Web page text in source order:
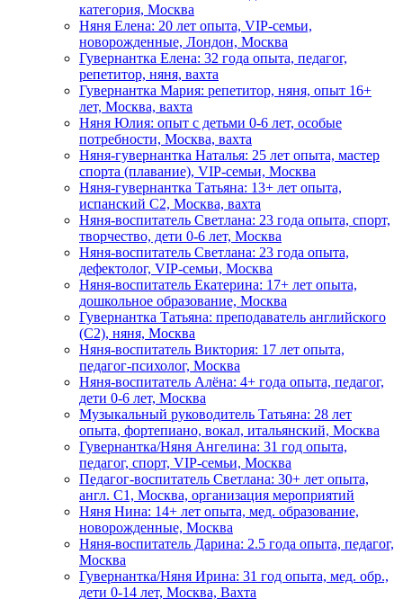
категория, Москва
Няня Елена: 20 лет опыта, VIP-семьи,
новорожденные, Лондон, Москва
Гувернантка Елена: 32 года опыта, педагог,
репетитор, няня, вахта
Гувернантка Мария: репетитор, няня, опыт 16+
лет, Москва, вахта
Няня Юлия: опыт с детьми 0-6 лет, особые
потребности, Москва, вахта
Няня-гувернантка Наталья: 25 лет опыта, мастер
спорта (плавание), VIP-семьи, Москва
Няня-гувернантка Татьяна: 13+ лет опыта,
испанский C2, Москва, вахта
Няня-воспитатель Светлана: 23 года опыта, спорт,
творчество, дети 0-6 лет, Москва
Няня-воспитатель Светлана: 23 года опыта,
дефектолог, VIP-семьи, Москва
Няня-воспитатель Екатерина: 17+ лет опыта,
дошкольное образование, Москва
Гувернантка Татьяна: преподаватель английского
(C2), няня, Москва
Няня-воспитатель Виктория: 17 лет опыта,
педагог-психолог, Москва
Няня-воспитатель Алёна: 4+ года опыта, педагог,
дети 0-6 лет, Москва
Музыкальный руководитель Татьяна: 28 лет
опыта, фортепиано, вокал, итальянский, Москва
Гувернантка/Няня Ангелина: 31 год опыта,
педагог, спорт, VIP-семьи, Москва
Педагог-воспитатель Светлана: 30+ лет опыта,
англ. C1, Москва, организация мероприятий
Няня Нина: 14+ лет опыта, мед. образование,
новорожденные, Москва
Няня-воспитатель Дарина: 2.5 года опыта, педагог,
Москва
Гувернантка/Няня Ирина: 31 год опыта, мед. обр.,
дети 0-14 лет, Москва, Вахта